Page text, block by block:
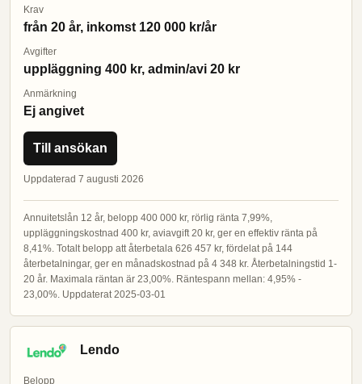
Krav
från 20 år, inkomst 120 000 kr/år
Avgifter
uppläggning 400 kr, admin/avi 20 kr
Anmärkning
Ej angivet
Till ansökan
Uppdaterad 7 augusti 2026
Annuitetslån 12 år, belopp 400 000 kr, rörlig ränta 7,99%,
uppläggningskostnad 400 kr, aviavgift 20 kr, ger en effektiv ränta på
8,41%. Totalt belopp att återbetala 626 457 kr, fördelat på 144
återbetalningar, ger en månadskostnad på 4 348 kr. Återbetalningstid 1-
20 år. Maximala räntan är 23,00%. Räntespann mellan: 4,95% -
23,00%. Uppdaterat 2025-03-01
Lendo
Belopp